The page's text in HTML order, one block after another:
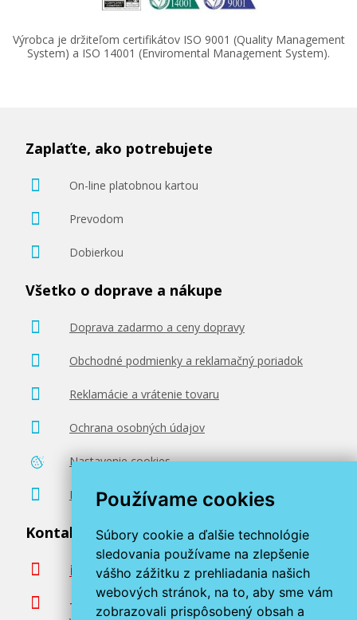
Používame cookies
Súbory cookie a ďalšie technológie
sledovania používame na zlepšenie
vášho zážitku z prehliadania našich
webových stránok, na to, aby sme vám
zobrazovali prispôsobený obsah a
Výrobca je držiteľom certifikátov ISO 9001 (Quality Management
System) a ISO 14001 (Enviromental Management System).
Zaplaťte, ako potrebujete
On-line platobnou kartou
Prevodom
Dobierkou
Všetko o doprave a nákupe
Doprava zadarmo a ceny dopravy
Obchodné podmienky a reklamačný poriadok
Reklamácie a vrátenie tovaru
Ochrana osobných údajov
Nastavenie cookies
Poradenstvo zadarmo
Kontaktujte nás
info@miroluk.sk
+420 377 222 313